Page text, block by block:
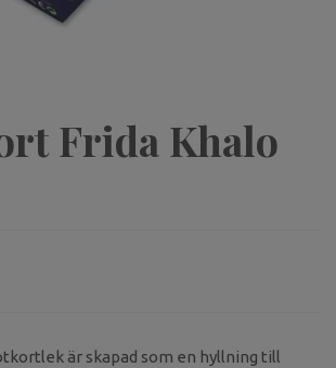
Frida Khalo
är skapad som en hyllning till